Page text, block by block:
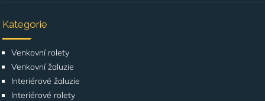
Kategorie
Venkovní rolety
Venkovní žaluzie
Interiérové žaluzie
Interiérové rolety